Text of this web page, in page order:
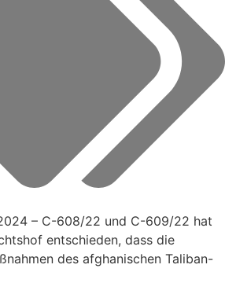
– C-608/22 und C-609/22 hat
entschieden, dass die
des afghanischen Taliban-